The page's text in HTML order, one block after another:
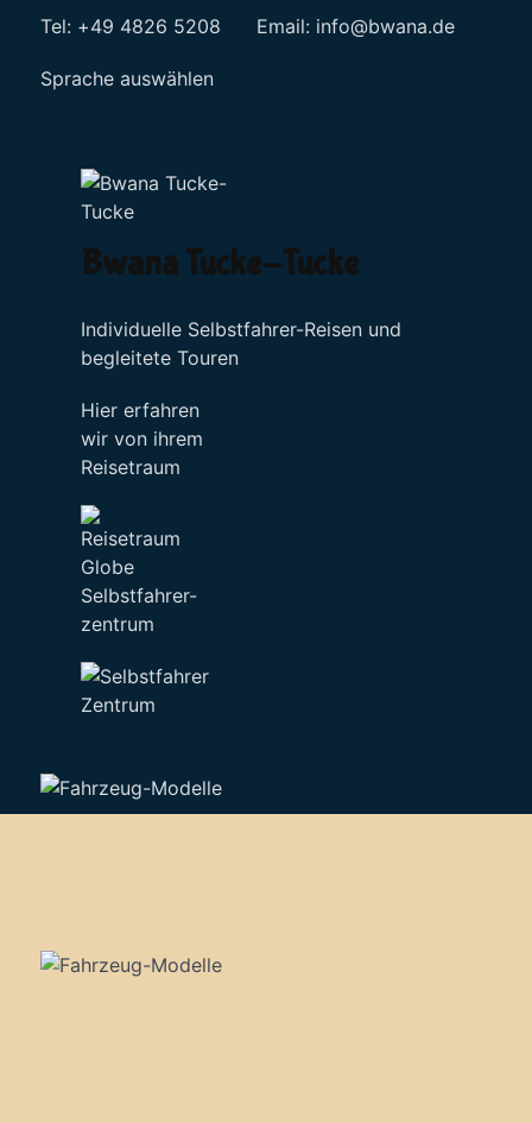
Tel: +49 4826 5208 Email: info@bwana.de
Sprache auswählen
Bwana Tucke-Tucke
Individuelle Selbstfahrer-Reisen und
begleitete Touren
Hier erfahren
wir von ihrem
Reisetraum
Selbstfahrer-
zentrum